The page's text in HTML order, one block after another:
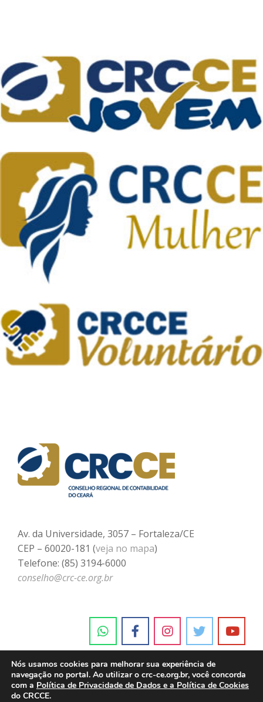
Av. da Universidade, 3057 – Fortaleza/CE
CEP – 60020-181 (veja no mapa)
Telefone: (85) 3194-6000
conselho@crc-ce.org.br
Nós usamos cookies para melhorar sua experiência de
navegação no portal. Ao utilizar o crc-ce.org.br, você concorda
com a Política de Privacidade de Dados e a Política de Cookies
do CRCCE.